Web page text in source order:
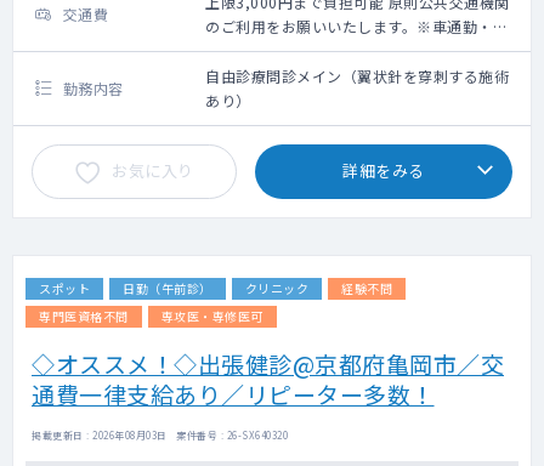
交通費
のご利用をお願いいたします。※車通勤・タ
クシー利用要相談
勤務内容
自由診療問診メイン（翼状針を穿刺する施術
あり）
お気に入り 詳細をみる
スポット 日勤（午前診） クリニック
経験不問
専門医資格不問
専攻医・専修医可
◇オススメ！◇出張健診@京都府亀岡市／交
通費一律支給あり／リピーター多数！
掲載更新日 : 2026年08月03日 案件番号 : 26-SX640320